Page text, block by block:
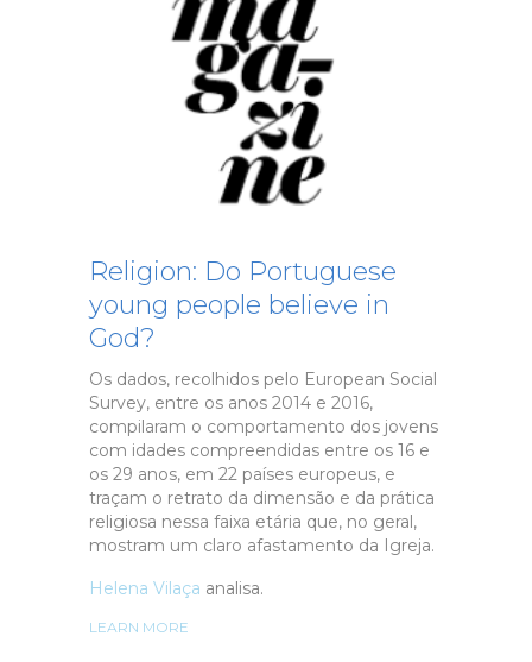
Religion: Do Portuguese
young people believe in
God?
Os dados, recolhidos pelo European Social
Survey, entre os anos 2014 e 2016,
compilaram o comportamento dos jovens
com idades compreendidas entre os 16 e
os 29 anos, em 22 países europeus, e
traçam o retrato da dimensão e da prática
religiosa nessa faixa etária que, no geral,
mostram um claro afastamento da Igreja.
Helena Vilaça analisa.
LEARN MORE